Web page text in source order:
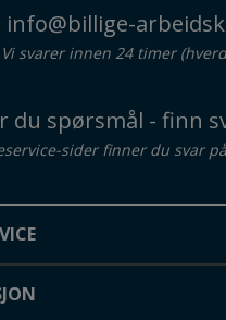
info@billige-
Vi svarer innen 24 timer
du spørsmål - finn
sider finner du svar